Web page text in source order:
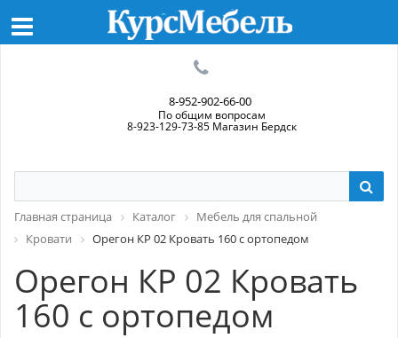
8-952-902-66-00
По общим вопросам
8-923-129-73-85 Магазин Бердск
Главная страница Каталог
Мебель для спальной
Кровати
Орегон КР 02 Кровать 160 с ортопедом
Орегон КР 02 Кровать
160 с ортопедом